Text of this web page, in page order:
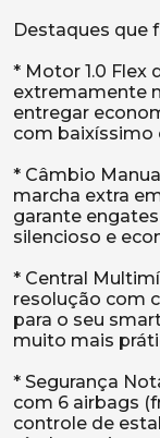
Destaques que
* Motor 1.0 Flex
extremamente
entregar
com baixíssimo
* Câmbio
marcha extra
garante
silencioso e
* Central
resolução com
para o seu
muito mais
* Segurança
com 6 airbags
controle de